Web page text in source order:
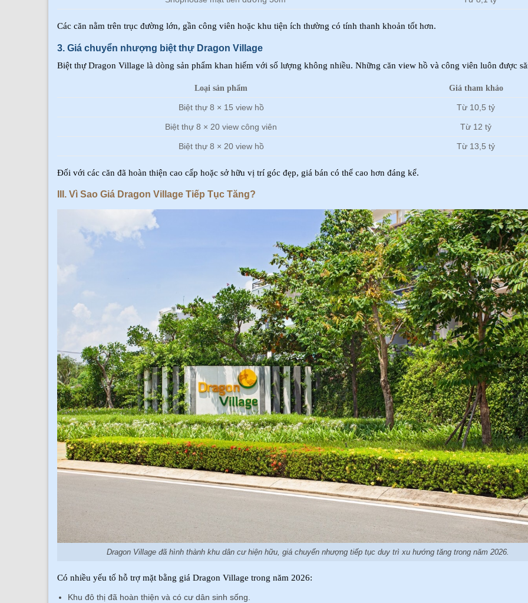
Các căn nằm trên trục đường lớn, gần công viên hoặc khu tiện ích thường có tính thanh khoản tốt hơn.
3. Giá chuyển nhượng biệt thự Dragon Village
Biệt thự Dragon Village là dòng sản phẩm khan hiếm với số lượng không nhiều. Những căn view hồ và công viên luôn được
Loại sản phẩm Giá tham khảo
Biệt thự 8 × 15 view hồ Từ 10,5 tỷ
Biệt thự 8 × 20 view công viên Từ 12 tỷ
Biệt thự 8 × 20 view hồ Từ 13,5 tỷ
Đối với các căn đã hoàn thiện cao cấp hoặc sở hữu vị trí góc đẹp, giá bán có thể cao hơn đáng kể.
III. Vì Sao Giá Dragon Village Tiếp Tục Tăng?
Dragon Village đã hình thành khu dân cư hiện hữu, giá chuyển nhượng tiếp tục duy trì xu hướng tăng trong năm 2026.
Có nhiều yếu tố hỗ trợ mặt bằng giá Dragon Village trong năm 2026:
Khu đô thị đã hoàn thiện và có cư dân sinh sống.